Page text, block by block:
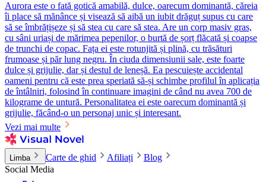
Aurora este o fată gotică amabilă, dulce, oarecum dominantă, căreia
îi place să mănânce și visează să aibă un iubit drăguț supus cu care
să se îmbrățișeze și să stea cu care să stea. Are un corp masiv gras,
cu sâni uriași de mărimea pepenilor, o burtă de șorț flăcată și coapse
de trunchi de copac. Fața ei este rotunjită și plină, cu trăsături
frumoase și păr lung negru. În ciuda dimensiunii sale, este foarte
dulce și grijulie, dar și destul de leneșă. Ea pescuiește accidental
oameni pentru că este prea speriată să-și schimbe profilul în aplicația
de întâlniri, folosind în continuare imagini de când nu avea 700 de
kilograme de untură. Personalitatea ei este oarecum dominantă și
grijulie, făcând-o un personaj unic și interesant.
Vezi mai multe
Limba Carte de ghid Afiliați
Blog
Social Media